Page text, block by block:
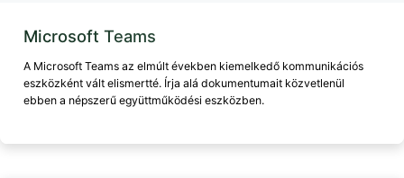
Microsoft Teams
A Microsoft Teams az elmúlt években kiemelkedő kommunikációs
eszközként vált elismertté. Írja alá dokumentumait közvetlenül
ebben a népszerű együttműködési eszközben.